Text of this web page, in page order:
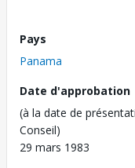
Pays
Panama
Date d'approbation
(à la date de
Conseil)
29 mars 1983